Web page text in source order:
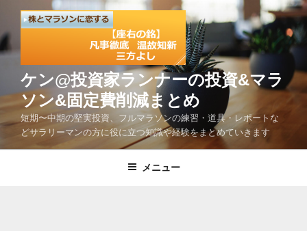
テ
ン
ス
キ
ケン@投資家ランナーの投資&マラ
ソン&固定費削減まとめ
短期〜中期の堅実投資、フルマラソンの練習・道具・レポートな
どサラリーマンの方に役に立つ知識や経験をまとめていきます
メニュー